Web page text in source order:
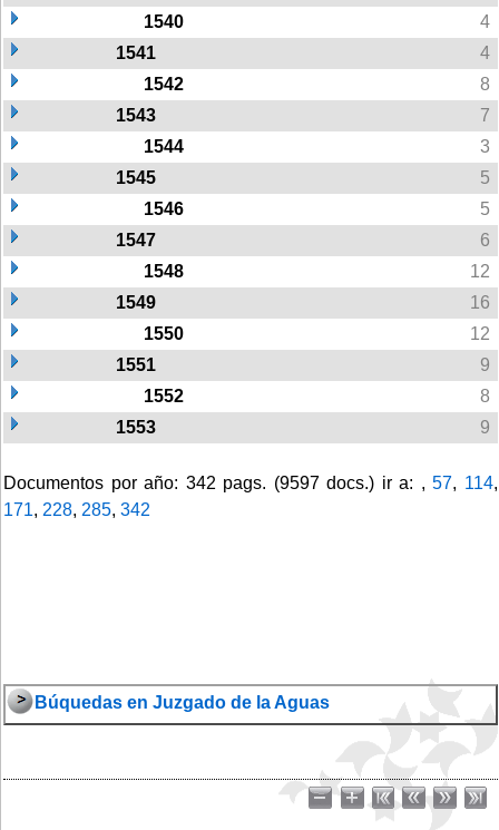
1540
4
1541
4
1542
8
1543
7
1544
3
1545
5
1546
5
1547
6
1548
12
1549
16
1550
12
1551
9
1552
8
1553
9
Documentos por año: 342 pags. (9597 docs.) ir a: ,57, 114,
171, 228, 285, 342
Búquedas en Juzgado de la Aguas